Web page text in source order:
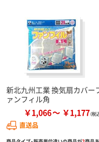
新北九州工業 換気扇カバー
ァンフィル角
￥1,066 ￥1,177
直送品